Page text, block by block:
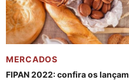
MERCADOS
FIPAN 2022: confira os